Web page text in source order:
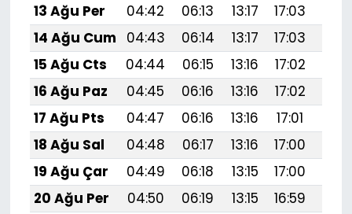
13 Ağu Per
04:42 06:13 13:17 17:03
14 Ağu Cum
04:43 06:14 13:17 17:03
15 Ağu Cts
04:44 06:15 13:16 17:02
16 Ağu Paz
04:45 06:16 13:16 17:02
17 Ağu Pts
04:47 06:16 13:16 17:01
18 Ağu Sal
04:48 06:17 13:16 17:00
19 Ağu Çar
04:49 06:18 13:15 17:00
20 Ağu Per
04:50 06:19 13:15 16:59